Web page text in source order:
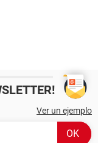
Ver un ejemplo